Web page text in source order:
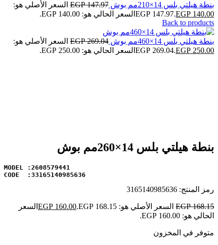
بنطة هيلتي بلس 14×210مم بوش EGP147.97
السعر الأصلي هو:
EGP 147.97.EGP 140.00
السعر الحالي هو: EGP 140.00.
Back to products
بنطة هيلتي بلس 14×460مم بوش EGP269.04
السعر الأصلي هو:
EGP 269.04.EGP 250.00
السعر الحالي هو: EGP 250.00.
بنطة هيلتي بلس 14×260مم بوش
CODE  :33165140985636
رمز المنتج: 3165140985636
EGP168.15 السعر الأصلي هو: EGP 168.15. EGP 160.00
السعر
الحالي هو: EGP 160.00.
متوفر في المخزون